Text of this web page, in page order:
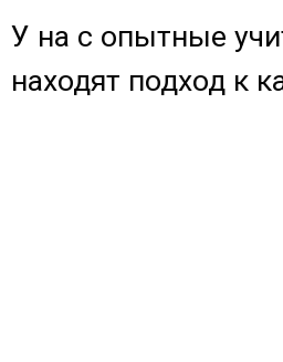
У на с опытные
находят подход к